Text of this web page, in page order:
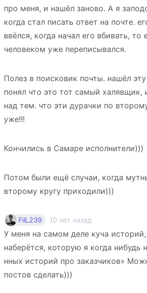
про меня, и нашёл заново. А я
когда стал писать ответ на почте.
ввёлся, когда начал его вбивать, то
человеком уже переписывался.
Полез в поисковик почты. нашёл эту
понял что это тот самый халявщик,
над тем. что эти дурачки по
уже!!!
Кончились в Самаре исполнители)))
Потом были ещё случаи, когда
второму кругу приходили)))
FilL239 10 лет назад
У меня на самом деле куча
наберётся, которую я когда нибудь
нных историй про заказчиков»
постов сделать)))